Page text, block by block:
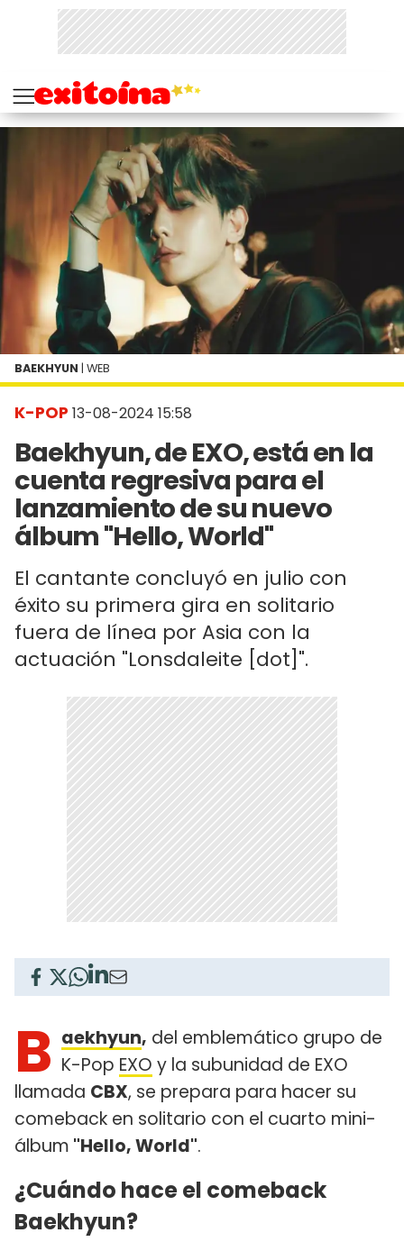
K-POP 13-08-2024 15:58
Baekhyun, de EXO, está en la
cuenta regresiva para el
lanzamiento de su nuevo
álbum "Hello, World"
El cantante concluyó en julio con
éxito su primera gira en solitario
fuera de línea por Asia con la
actuación "Lonsdaleite [dot]".
BAEKHYUN | WEB
B aekhyun, del emblemático grupo de
K-Pop EXO y la subunidad de EXO
llamada CBX, se prepara para hacer su
comeback en solitario con el cuarto mini-
álbum "Hello, World".
¿Cuándo hace el comeback
Baekhyun?